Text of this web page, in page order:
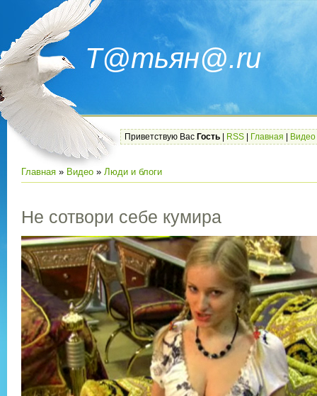
Т@тьян@.ru
Приветствую Вас Гость RSS Главная Видео
Главная » Видео » Люди и блоги
Не сотвори себе кумира